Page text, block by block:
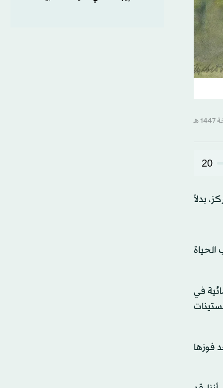
20
بدلاً
في
إيطالية بعد فوزها